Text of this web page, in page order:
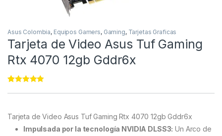
Asus Colombia, Equipos Gamers, Gaming, Tarjetas Graficas
Tarjeta de Video Asus Tuf Gaming
Rtx 4070 12gb Gddr6x
ratings
Tarjeta de Video Asus Tuf Gaming Rtx 4070 12gb Gddr6x
Impulsada por la tecnología NVIDIA DLSS3: Un Arco de